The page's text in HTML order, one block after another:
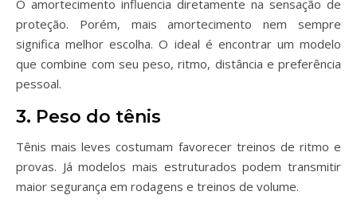
O amortecimento influencia diretamente na sensação de
proteção. Porém, mais amortecimento nem sempre
significa melhor escolha. O ideal é encontrar um modelo
que combine com seu peso, ritmo, distância e preferência
pessoal.
3. Peso do tênis
Tênis mais leves costumam favorecer treinos de ritmo e
provas. Já modelos mais estruturados podem transmitir
maior segurança em rodagens e treinos de volume.